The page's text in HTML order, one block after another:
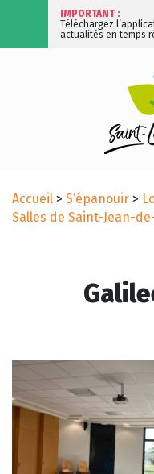
IMPORTANT :
Téléchargez
actualités en temps
Accueil > S’épanouir >
Salles de Saint-Jean-